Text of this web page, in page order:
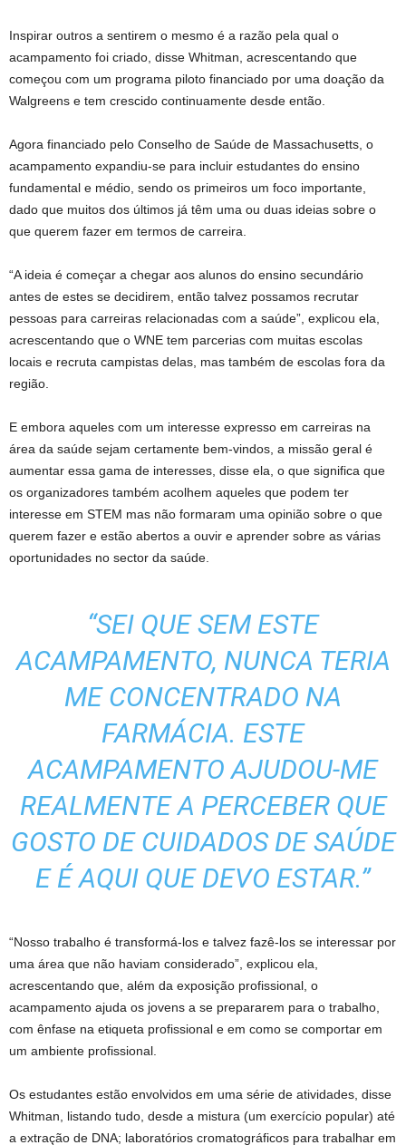
Inspirar outros a sentirem o mesmo é a razão pela qual o
acampamento foi criado, disse Whitman, acrescentando que
começou com um programa piloto financiado por uma doação da
Walgreens e tem crescido continuamente desde então.
Agora financiado pelo Conselho de Saúde de Massachusetts, o
acampamento expandiu-se para incluir estudantes do ensino
fundamental e médio, sendo os primeiros um foco importante,
dado que muitos dos últimos já têm uma ou duas ideias sobre o
que querem fazer em termos de carreira.
“A ideia é começar a chegar aos alunos do ensino secundário
antes de estes se decidirem, então talvez possamos recrutar
pessoas para carreiras relacionadas com a saúde”, explicou ela,
acrescentando que o WNE tem parcerias com muitas escolas
locais e recruta campistas delas, mas também de escolas fora da
região.
E embora aqueles com um interesse expresso em carreiras na
área da saúde sejam certamente bem-vindos, a missão geral é
aumentar essa gama de interesses, disse ela, o que significa que
os organizadores também acolhem aqueles que podem ter
interesse em STEM mas não formaram uma opinião sobre o que
querem fazer e estão abertos a ouvir e aprender sobre as várias
oportunidades no sector da saúde.
“SEI QUE SEM ESTE
ACAMPAMENTO, NUNCA TERIA
ME CONCENTRADO NA
FARMÁCIA. ESTE
ACAMPAMENTO AJUDOU-ME
REALMENTE A PERCEBER QUE
GOSTO DE CUIDADOS DE SAÚDE
E É AQUI QUE DEVO ESTAR.”
“Nosso trabalho é transformá-los e talvez fazê-los se interessar por
uma área que não haviam considerado”, explicou ela,
acrescentando que, além da exposição profissional, o
acampamento ajuda os jovens a se prepararem para o trabalho,
com ênfase na etiqueta profissional e em como se comportar em
um ambiente profissional.
Os estudantes estão envolvidos em uma série de atividades, disse
Whitman, listando tudo, desde a mistura (um exercício popular) até
a extração de DNA; laboratórios cromatográficos para trabalhar em